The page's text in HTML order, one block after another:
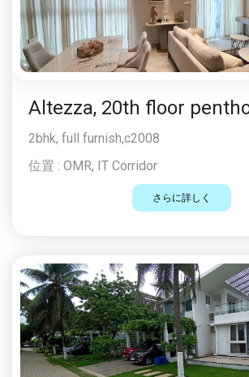
Altezza, 20th floor
2bhk, full furnish,c2008
位置 : OMR, IT Corridor
さらに詳しく